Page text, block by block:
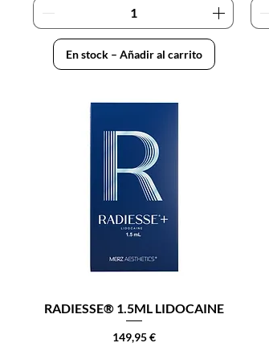
En stock – Añadir al carrito
RADIESSE® 1.5ML LIDOCAINE
Precio
149,95 €